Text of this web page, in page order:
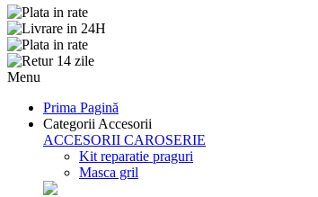
Menu
Prima Pagină
Categorii Accesorii
ACCESORII CAROSERIE
Kit reparatie praguri
Masca gril